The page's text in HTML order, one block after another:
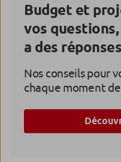
Budget et
vos questions,
a des réponses
Nos conseils pour
chaque moment